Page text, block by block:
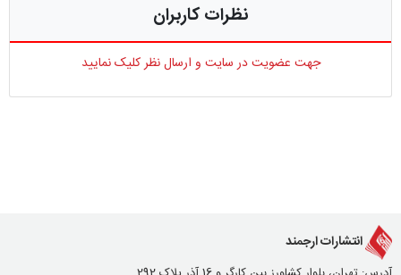
نظرات کاربران
جهت عضویت در سایت و ارسال نظر کلیک نمایید
انتشارات ارجمند